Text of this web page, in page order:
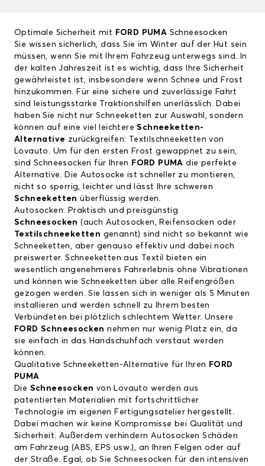
Optimale Sicherheit mit FORD PUMA Schneesocken
Sie wissen sicherlich, dass Sie im Winter auf der Hut sein
müssen, wenn Sie mit Ihrem Fahrzeug unterwegs sind. In
der kalten Jahreszeit ist es wichtig, dass Ihre Sicherheit
gewährleistet ist, insbesondere wenn Schnee und Frost
hinzukommen. Für eine sichere und zuverlässige Fahrt
sind leistungsstarke Traktionshilfen unerlässlich. Dabei
haben Sie nicht nur Schneeketten zur Auswahl, sondern
können auf eine viel leichtereSchneeketten-
Alternative zurückgreifen: Textilschneeketten von
Lovauto. Um für den ersten Frost gewappnet zu sein,
sind Schneesocken für Ihren FORD PUMA die perfekte
Alternative. Die Autosocke ist schneller zu montieren,
nicht so sperrig, leichter und lässt Ihre schweren
Schneeketten überflüssig werden.
Autosocken: Praktisch und preisgünstig
Schneesocken (auch Autosocken, Reifensocken oder
Textilschneeketten genannt) sind nicht so bekannt wie
Schneeketten, aber genauso effektiv und dabei noch
preiswerter. Schneeketten aus Textil bieten ein
wesentlich angenehmeres Fahrerlebnis ohne Vibrationen
und können wie Schneeketten über alle Reifengrößen
gezogen werden. Sie lassen sich in weniger als 5 Minuten
installieren und werden schnell zu Ihrem besten
Verbündeten bei plötzlich schlechtem Wetter. Unsere
FORD Schneesocken nehmen nur wenig Platz ein, da
sie einfach in das Handschuhfach verstaut werden
können.
Qualitative Schneeketten-Alternative für Ihren FORD
PUMA
Die Schneesocken von Lovauto werden aus
patentierten Materialien mit fortschrittlicher
Technologie im eigenen Fertigungsatelier hergestellt.
Dabei machen wir keine Kompromisse bei Qualität und
Sicherheit. Außerdem verhindern Autosocken Schäden
am Fahrzeug (ABS, EPS usw.), an Ihren Felgen oder auf
der Straße. Egal, ob Sie Schneesocken für den intensiven